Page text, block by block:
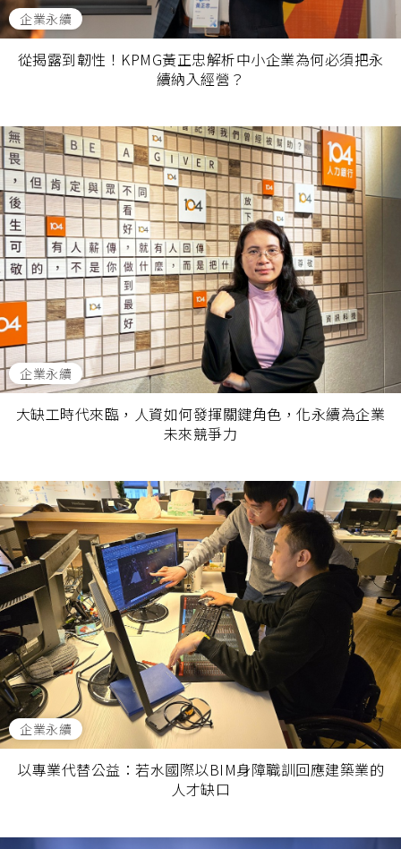
企業永續
從揭露到韌性！KPMG黃正忠解析中小企業為何必須把永
續納入經營？
企業永續
大缺工時代來臨，人資如何發揮關鍵角色，化永續為企業
未來競爭力
企業永續
以專業代替公益：若水國際以BIM身障職訓回應建築業的
人才缺口